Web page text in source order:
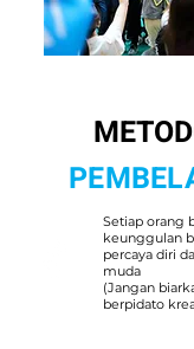
Setiap orang
keunggulan
percaya diri
muda
(Jangan
berpidato